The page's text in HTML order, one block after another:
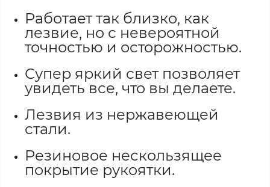
Работает так близко, как
лезвие, но с невероятной
точностью и осторожностью.
Супер яркий свет позволяет
увидеть все, что вы делаете.
Лезвия из нержавеющей
стали.
Резиновое нескользящее
покрытие рукоятки.